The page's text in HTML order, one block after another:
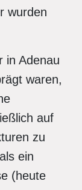
wurden
in Adenau
waren,
auf
zu
ein
(heute